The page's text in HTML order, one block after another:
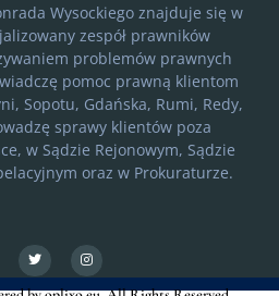
Wysockiego znajduje się w
zespół prawników
problemów prawnych
pomoc prawną klientom
Sopotu, Gdańska, Rumi, Redy,
sprawy klientów poza
w Sądzie Rejonowym, Sądzie
oraz w Prokuraturze.